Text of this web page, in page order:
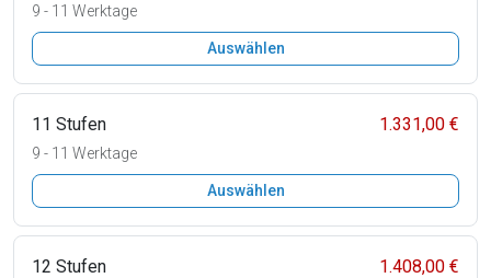
9 - 11 Werktage
Auswählen
11 Stufen 1.331,00 €
9 - 11 Werktage
Auswählen
12 Stufen 1.408,00 €